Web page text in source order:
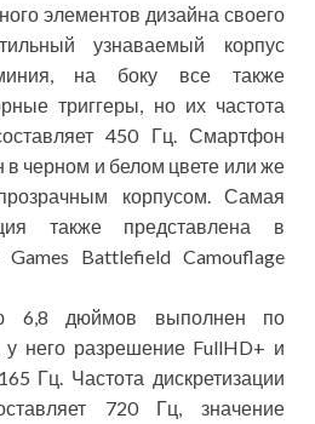
элементов дизайна своего
узнаваемый корпус
на боку все также
триггеры, но их частота
450 Гц. Смартфон
черном и белом цвете или же
корпусом. Самая
также представлена в
Battlefield Camouflage
6,8 дюймов выполнен по
у него разрешение FullHD+ и
Гц. Частота дискретизации
720 Гц, значение